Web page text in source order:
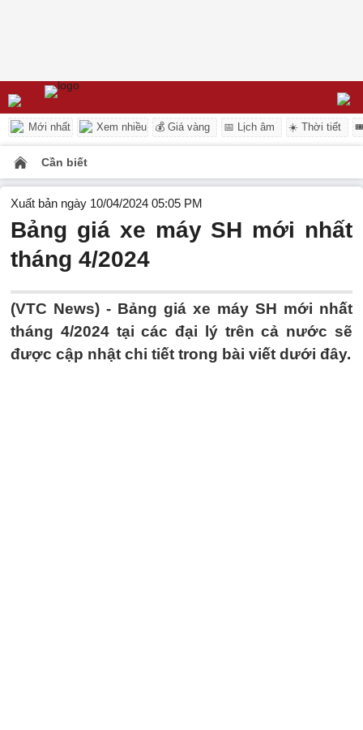
Mới nhất Xem nhiều 💰 Giá vàng 📅 Lịch âm ☀️ Thời tiết
Cần biết
Xuất bản ngày 10/04/2024 05:05 PM
Bảng giá xe máy SH mới nhất
tháng 4/2024
(VTC News) - Bảng giá xe máy SH mới nhất
tháng 4/2024 tại các đại lý trên cả nước sẽ
được cập nhật chi tiết trong bài viết dưới đây.